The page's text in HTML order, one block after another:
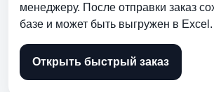
менеджеру. После отправки заказ
базе и может быть выгружен в Excel.
Открыть быстрый заказ